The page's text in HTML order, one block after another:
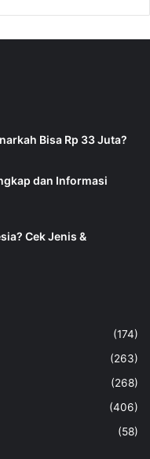
Bisa Rp 33 Juta?
dan Informasi
Cek Jenis &
(174)
(263)
(268)
(406)
(58)